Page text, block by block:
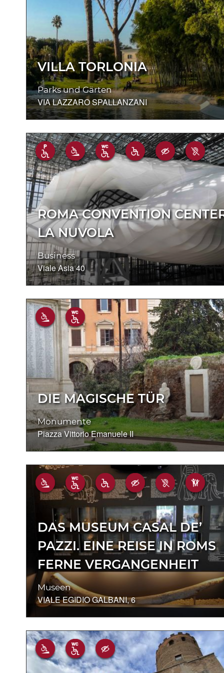
VILLA TORLONIA
Parks und Gärten
VIA LAZZARO SPALLANZANI
ROMA CONVENTION
LA NUVOLA
Business
Viale Asia 40
DIE MAGISCHE TÜR
Monumente
Piazza Vittorio Emanuele II
DAS MUSEUM CASAL DE’
PAZZI. EINE REISE IN ROMS
FERNE VERGANGENHEIT
Museen
VIALE EGIDIO GALBANI, 6